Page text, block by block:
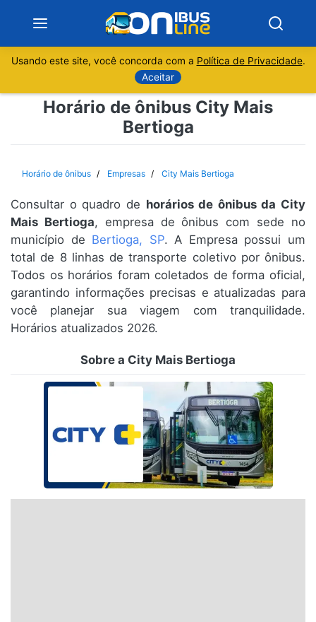
Sobre
Rio de Janeiro
Espírito Santo
Paraná
Santa Catarina
Rio Grande do Sul
Nordeste
Norte
Usando este site, você concorda com a Política de Privacidade.
Aceitar
Horário de ônibus City Mais
Bertioga
Horário de ônibus Empresas City Mais Bertioga
Consultar o quadro de horários de ônibus da City
Mais Bertioga, empresa de ônibus com sede no
município de Bertioga, SP. A Empresa possui um
total de 8 linhas de transporte coletivo por ônibus.
Todos os horários foram coletados de forma oficial,
garantindo informações precisas e atualizadas para
você planejar sua viagem com tranquilidade.
Horários atualizados 2026.
Sobre a City Mais Bertioga